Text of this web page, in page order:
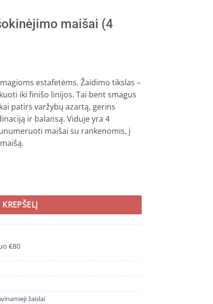
maišai (4
estafetėms. Žaidimo tikslas –
iki finišo linijos. Tai bent smagus
patirs varžybų azartą, gerins
ir balansą. Viduje yra 4
maišai su rankenomis, į
KREPŠELĮ
€80
žaislai